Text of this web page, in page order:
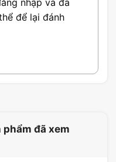
để lại đánh
phẩm đã xem